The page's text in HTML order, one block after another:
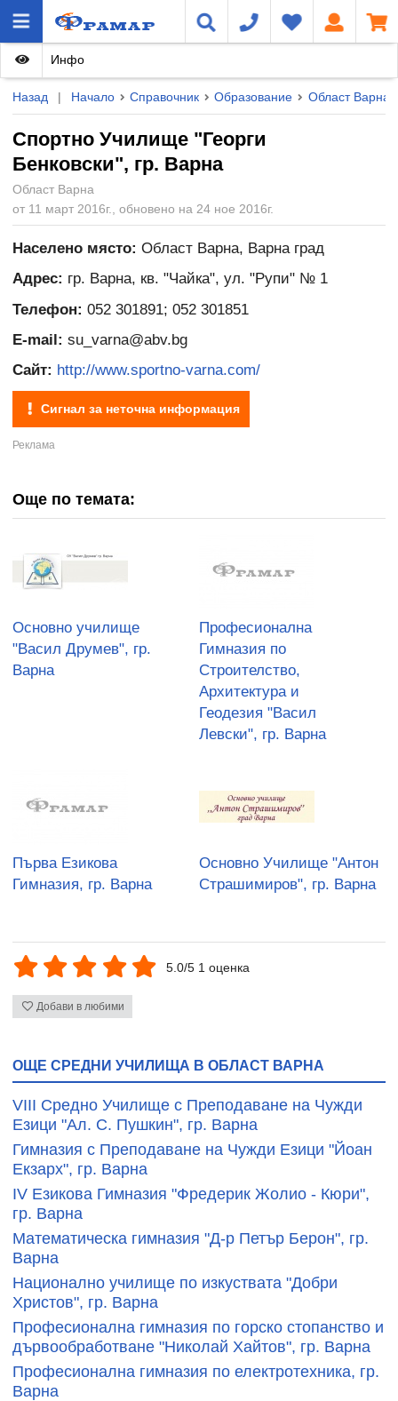
Назад | Начало Справочник Образование Област Варна
Cпортно Училище "Георги
Бенковски", гр. Варна
Област Варна
от 11 март 2016г., обновено на 24 ное 2016г.
Инфо
Населено място: Област Варна, Варна град
Адрес: гр. Варна, кв. "Чайка", ул. "Рупи" № 1
Телефон: 052 301891; 052 301851
E-mail: su_varna@abv.bg
Сайт: http://www.sportno-varna.com/
Сигнал за неточна информация
Още по темата:
Основно училище
"Васил Друмев", гр.
Варна
Професионална
Гимназия по
Строителство,
Архитектура и
Геодезия "Васил
Левски", гр. Варна
Първа Езикова
Гимназия, гр. Варна
Основно Училище "Антон
Страшимиров", гр. Варна
5.0/5 1 оценка
Добави в любими
ОЩЕ СРЕДНИ УЧИЛИЩА В ОБЛАСТ ВАРНА
VIII Средно Училище с Преподаване на Чужди
Езици "Ал. С. Пушкин", гр. Варна
Гимназия с Преподаване на Чужди Езици "Йоан
Екзарх", гр. Варна
ІV Езикова Гимназия "Фредерик Жолио - Кюри",
гр. Варна
Математическа гимназия "Д-р Петър Берон", гр.
Варна
Национално училище по изкуствата "Добри
Христов", гр. Варна
Професионална гимназия по горско стопанство и
дървообработване "Николай Хайтов", гр. Варна
Професионална гимназия по електротехника, гр.
Варна